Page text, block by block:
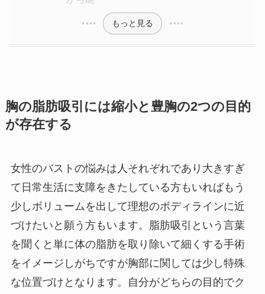
もっと見る
胸の脂肪吸引には縮小と豊胸の2つの目的
が存在する
女性のバストの悩みは人それぞれであり大きすぎ
て日常生活に支障をきたしている方もいればもう
少しボリュームを出して理想のボディラインに近
づけたいと願う方もいます。脂肪吸引という言葉
を聞くと単に体の脂肪を取り除いて細くする手術
をイメージしがちですが胸部に関しては少し特殊
な位置づけとなります。自分がどちらの目的でク